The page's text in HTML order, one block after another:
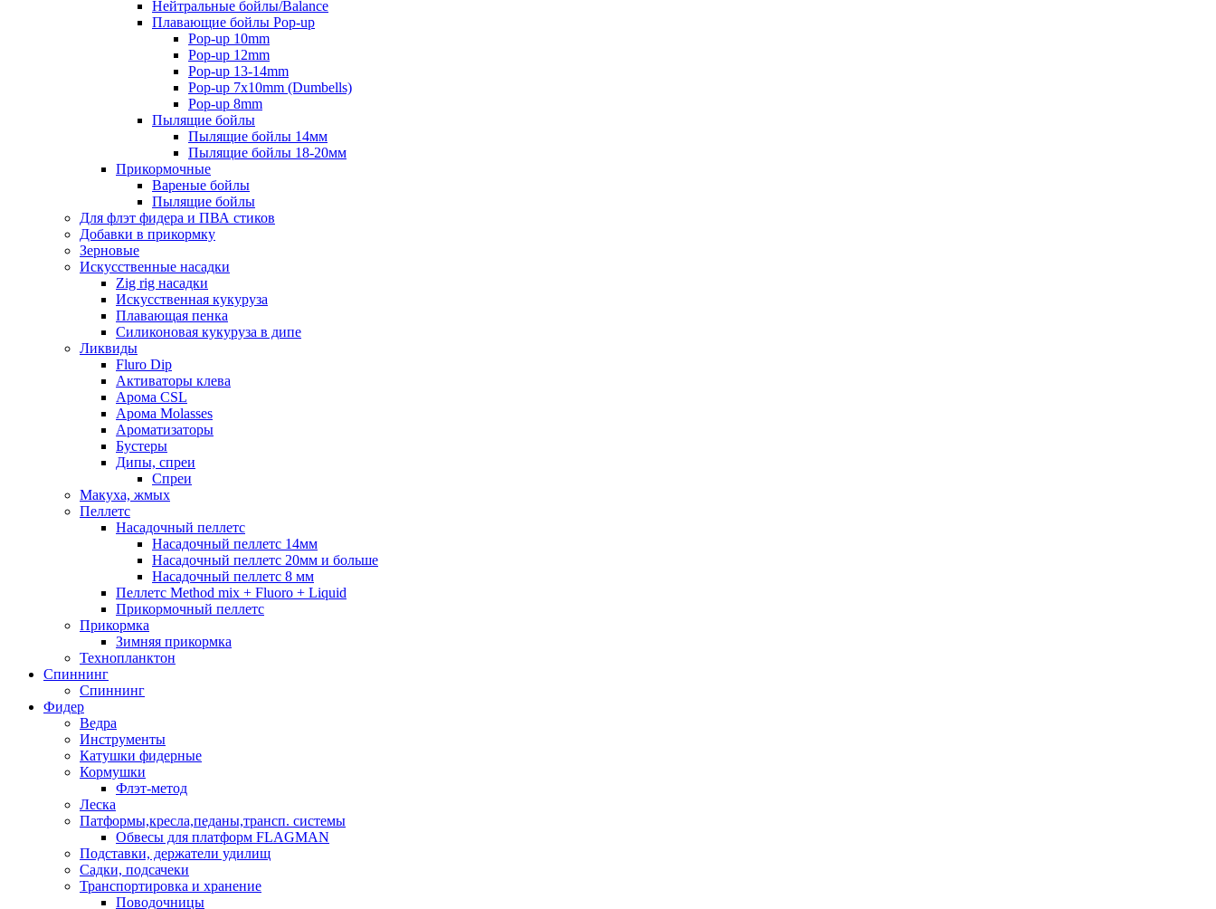
Нейтральные бойлы/Balance
Плавающие бойлы Pop-up
Pop-up 10mm
Pop-up 12mm
Pop-up 13-14mm
Pop-up 7x10mm (Dumbells)
Pop-up 8mm
Пылящие бойлы
Пылящие бойлы 14мм
Пылящие бойлы 18-20мм
Прикормочные
Вареные бойлы
Пылящие бойлы
Для флэт фидера и ПВА стиков
Добавки в прикормку
Зерновые
Искусственные насадки
Zig rig насадки
Искусственная кукуруза
Плавающая пенка
Силиконовая кукуруза в дипе
Ликвиды
Fluro Dip
Активаторы клева
Арома CSL
Арома Molasses
Ароматизаторы
Бустеры
Дипы, спреи
Спреи
Макуха, жмых
Пеллетс
Насадочный пеллетс
Насадочный пеллетс 14мм
Насадочный пеллетс 20мм и больше
Насадочный пеллетс 8 мм
Пеллетс Method mix + Fluoro + Liquid
Прикормочный пеллетс
Прикормка
Зимняя прикормка
Технопланктон
Спиннинг
Спиннинг
Фидер
Ведра
Инструменты
Катушки фидерные
Кормушки
Флэт-метод
Леска
Патформы,кресла,педаны,трансп. системы
Обвесы для платформ FLAGMAN
Подставки, держатели удилищ
Садки, подсачеки
Транспортировка и хранение
Поводочницы